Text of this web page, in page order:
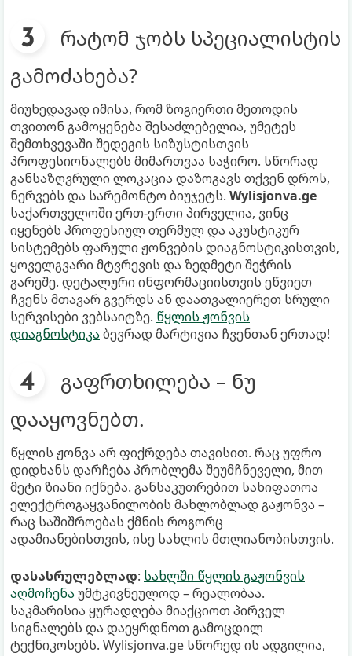
რატომ ჯობს სპეციალისტის
გამოძახება?
მიუხედავად იმისა, რომ ზოგიერთი მეთოდის
თვითონ გამოყენება შესაძლებელია, უმეტეს
შემთხვევაში შედეგის სიზუსტისთვის
პროფესიონალებს მიმართვაა საჭირო. სწორად
განსაზღვრული ლოკაცია დაზოგავს თქვენ დროს,
ნერვებს და სარემონტო ბიუჯეტს. Wylisjonva.ge
საქართველოში ერთ-ერთი პირველია, ვინც
იყენებს პროფესიულ თერმულ და აკუსტიკურ
სისტემებს ფარული ჟონვების დიაგნოსტიკისთვის,
ყოველგვარი მტვრევის და ზედმეტი შეჭრის
გარეშე. დეტალური ინფორმაციისთვის ეწვიეთ
ჩვენს მთავარ გვერდს ან დაათვალიერეთ სრული
სერვისები ვებსაიტზე. წყლის ჟონვის
დიაგნოსტიკაბევრად მარტივია ჩვენთან ერთად!
გაფრთხილება – ნუ
დააყოვნებთ.
წყლის ჟონვა არ ფიქრდება თავისით. რაც უფრო
დიდხანს დარჩება პრობლემა შეუმჩნეველი, მით
მეტი ზიანი იქნება. განსაკუთრებით სახიფათოა
ელექტროგაყვანილობის მახლობლად გაჟონვა –
რაც საშიშროებას ქმნის როგორც
ადამიანებისთვის, ისე სახლის მთლიანობისთვის.
დასასრულებლად: სახლში წყლის გაჟონვის
აღმოჩენაუმტკივნეულოდ – რეალობაა.
საკმარისია ყურადღება მიაქციოთ პირველ
სიგნალებს და დაეყრდნოთ გამოცდილ
ტექნიკოსებს. Wylisjonva.ge სწორედ ის ადგილია,